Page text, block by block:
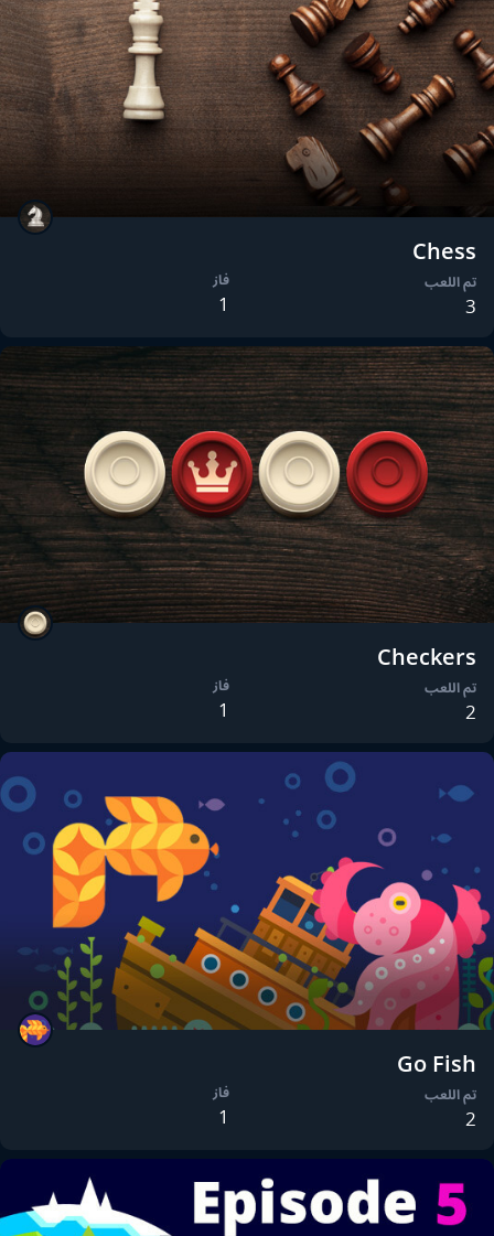
Chess
تم اللعب
3
فاز
1
Checkers
تم اللعب
2
فاز
1
Go Fish
تم اللعب
2
فاز
1